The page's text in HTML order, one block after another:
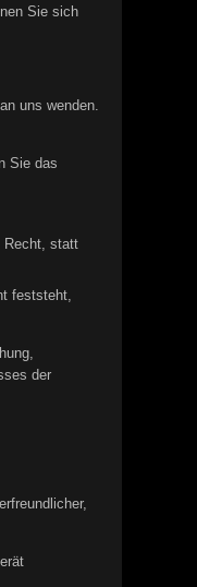
Sie sich
uns wenden.
Sie das
Recht, statt
feststeht,
der